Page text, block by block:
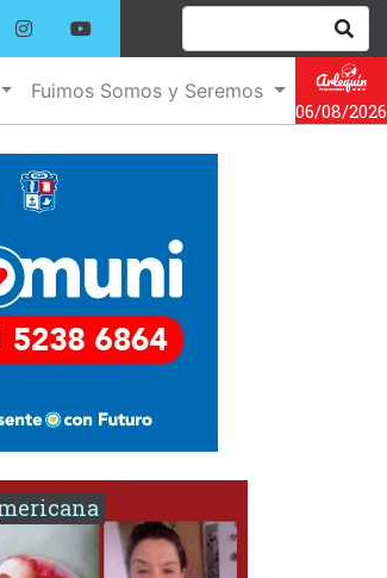
Fuimos Somos y Seremos
06/08/2026